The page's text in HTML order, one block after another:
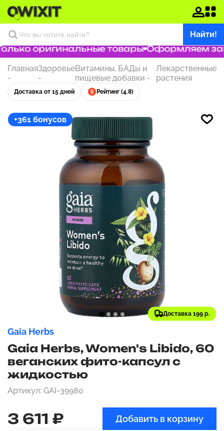
Найти!
оригинальные товары Оформляем
Главная
-
Здоровье
-
Витамины, БАДы и
пищевые добавки -
Лекарственные
растения
Доставка от 15 дней Рейтинг (4.8)
+361 бонусов
Доставка 199 р.
Gaia Herbs
Gaia Herbs, Women's Libido, 60
веганских фито-капсул с
жидкостью
Артикул: GAI-39980
3 611 ₽ Добавить в корзину